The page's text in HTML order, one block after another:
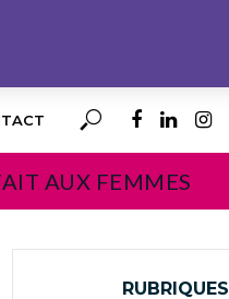
AUX FEMMES
RUBRIQUES